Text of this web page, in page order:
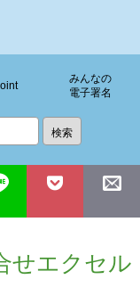
みんなの
電子署名
せエクセル